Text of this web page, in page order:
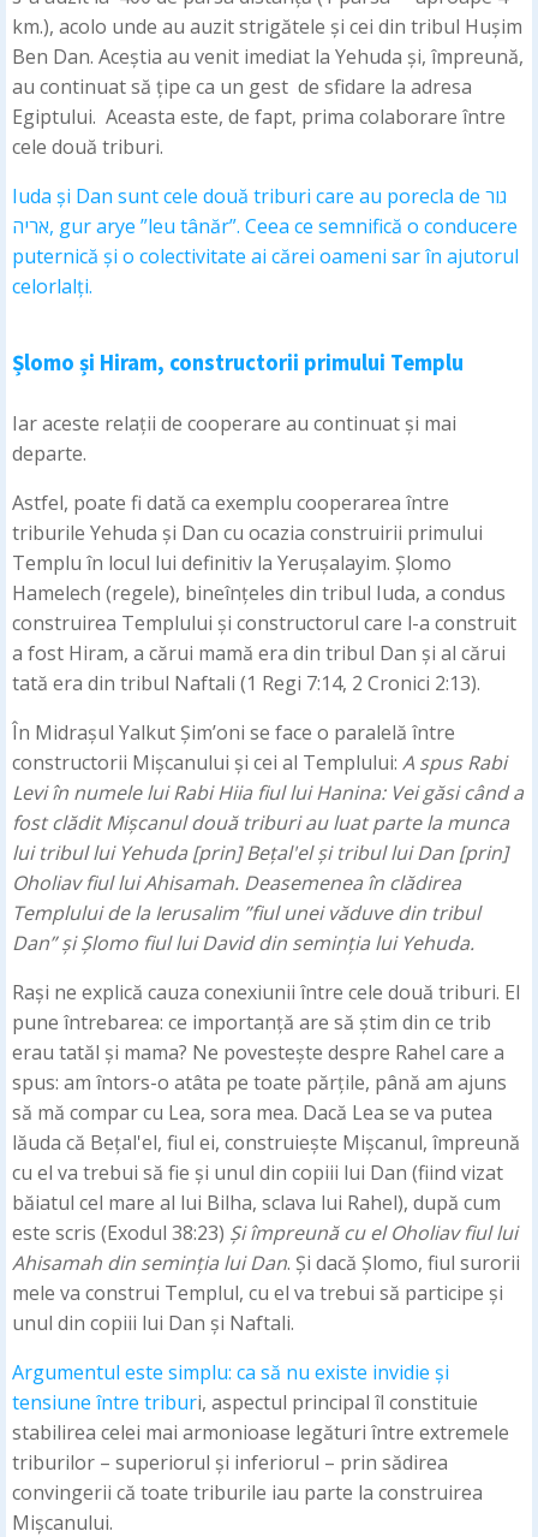
km.), acolo unde au auzit strigătele și cei din tribul Hușim
Ben Dan. Aceștia au venit imediat la Yehuda și, împreună,
au continuat să țipe ca un gest de sfidare la adresa
Egiptului. Aceasta este, de fapt, prima colaborare între
cele două triburi.
Iuda și Dan sunt cele două triburi care au porecla de גור
אריה, gur arye ”leu tânăr”. Ceea ce semnifică o conducere
puternică și o colectivitate ai cărei oameni sar în ajutorul
celorlalți.
Șlomo și Hiram, constructorii primului Templu
Iar aceste relații de cooperare au continuat și mai
departe.
Astfel, poate fi dată ca exemplu cooperarea între
triburile Yehuda și Dan cu ocazia construirii primului
Templu în locul lui definitiv la Yerușalayim. Șlomo
Hamelech (regele), bineînțeles din tribul Iuda, a condus
construirea Templului și constructorul care l-a construit
a fost Hiram, a cărui mamă era din tribul Dan și al cărui
tată era din tribul Naftali (1 Regi 7:14, 2 Cronici 2:13).
În Midrașul Yalkut Șim’oni se face o paralelă între
constructorii Mișcanului și cei al Templului: A spus Rabi
Levi în numele lui Rabi Hiia fiul luiHanina: Vei găsi când a
fost clădit Mișcanul două triburi au luat parte la munca
lui tribul lui Yehuda [prin] Bețal'el și tribul lui Dan [prin]
Oholiav fiul lui Ahisamah. Deasemenea în clădirea
Templului de la Ierusalim ”fiul unei văduve din tribul
Dan” și Șlomo fiul lui David din seminția lui Yehuda.
Rași ne explică cauza conexiunii între cele două triburi. El
pune întrebarea: ce importanță are să știm din ce trib
erau tatăl și mama? Ne povestește despre Rahel care a
spus: am întors-o atâta pe toate părțile, până am ajuns
să mă compar cu Lea, sora mea. Dacă Lea se va putea
lăuda că Bețal'el, fiul ei, construiește Mișcanul, împreună
cu el va trebui să fie și unul din copiii lui Dan (fiind vizat
băiatul cel mare al lui Bilha, sclava lui Rahel), după cum
este scris (Exodul 38:23) Și împreună cu el Oholiav fiul lui
Ahisamah din seminția lui Dan. Și dacă Șlomo, fiul surorii
mele va construi Templul, cu el va trebui să participe și
unul din copiii lui Dan și Naftali.
Argumentul este simplu: ca să nu existe invidie și
tensiune între triburi, aspectul principal îl constituie
stabilirea celei mai armonioase legături între extremele
triburilor – superiorul și inferiorul – prin sădirea
convingerii că toate triburile iau parte la construirea
Mișcanului.